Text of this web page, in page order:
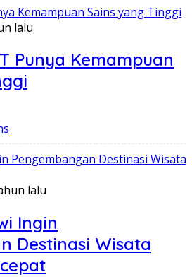
lalu
Punya Kemampuan
lalu
Ingin
Destinasi Wisata